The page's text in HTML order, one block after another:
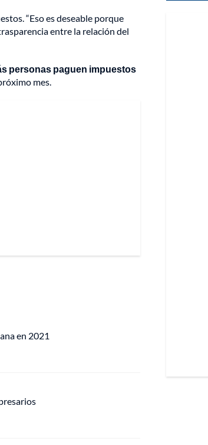
“Eso es deseable porque
entre la relación del
personas paguen impuestos
mes.
en 2021